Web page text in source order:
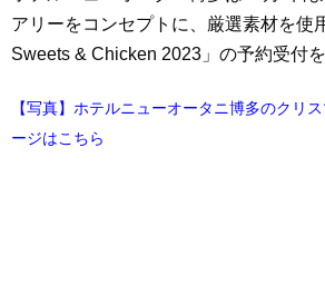
アリーをコンセプトに、厳選素材を使
Sweets & Chicken 2023」の予約受付を
【写真】ホテルニューオータニ博多のクリ
ージはこちら